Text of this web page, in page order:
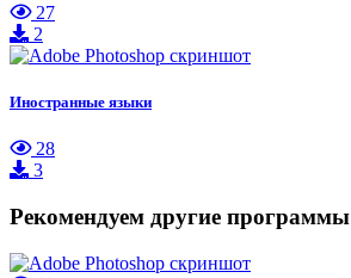
27
2
Иностранные языки
28
3
Рекомендуем другие программы